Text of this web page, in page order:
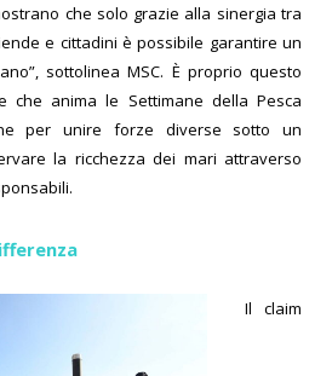
che solo grazie alla sinergia tra
e cittadini è possibile garantire un
sottolinea MSC. È proprio questo
che anima le Settimane della Pesca
per unire forze diverse sotto un
la ricchezza dei mari attraverso
Il claim